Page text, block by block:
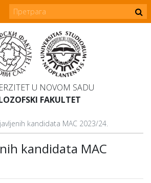
U NOVOM SADU
FAKULTET
kandidata MAC 2023/24.
kandidata MAC